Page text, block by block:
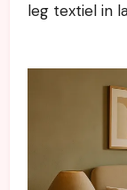
leg textiel in